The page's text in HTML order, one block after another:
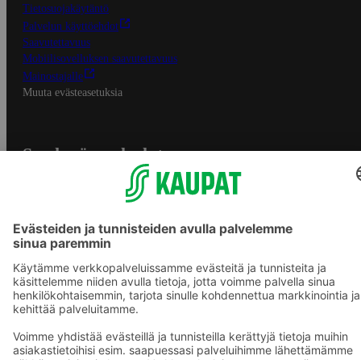
Tietosuojakäytäntö
Palvelun käyttöehdot
Saavutettavuus
Mobiilisovelluksen saavutettavuus
Mainostajalle
Muuta evästeasetuksia
S-ryhmän palvelut
Yhteishyvä Ruoka -sovellus
S-ostoslista -sovellus
Prisma.fi
Sokos.fi
S-Pankki
Sokos Hotels